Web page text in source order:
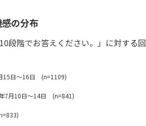
の分布
段階でお答えください。」に対する回
15日～16日 (n=1109)
7月10日～14日 (n=841)